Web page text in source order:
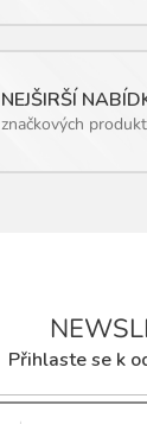
NEJŠIRŠÍ
značkových
Přihlaste se k